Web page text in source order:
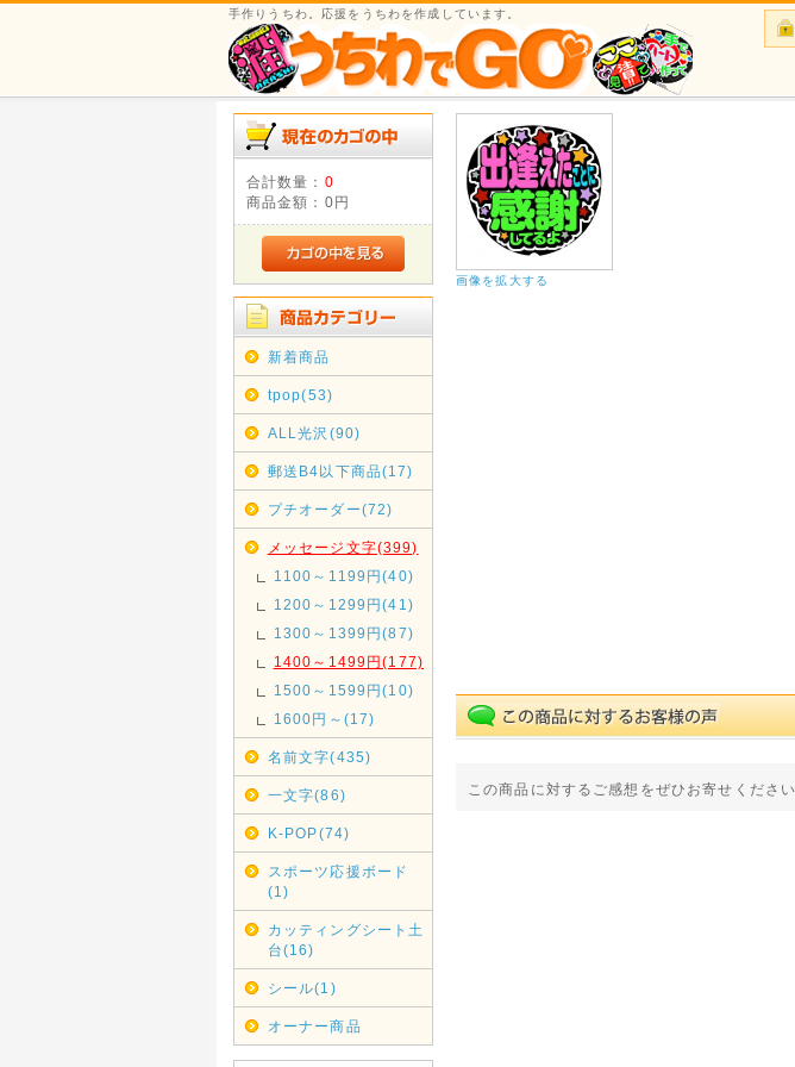
手作りうちわ。応援をうちわを作成しています。
合計数量： 0
商品金額： 0円
新着商品
tpop(53)
ALL光沢(90)
郵送B4以下商品(17)
プチオーダー(72)
メッセージ文字(399)
1100～1199円(40)
1200～1299円(41)
1300～1399円(87)
1400～1499円(177)
1500～1599円(10)
1600円～(17)
名前文字(435)
一文字(86)
K-POP(74)
スポーツ応援ボード
(1)
カッティングシート土
台(16)
シール(1)
オーナー商品
画像を拡大する
この商品に対するご感想をぜひお寄せください